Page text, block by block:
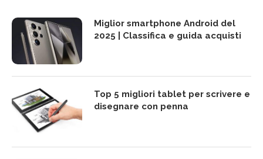
Miglior smartphone Android del
2025 | Classifica e guida acquisti
Top 5 migliori tablet per scrivere e
disegnare con penna